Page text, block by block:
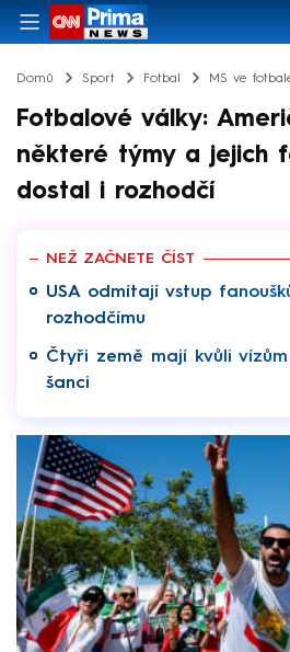
Domů Sport Fotbal MS ve
Fotbalové války:
některé týmy a jejich
dostal i rozhodčí
NEŽ ZAČNETE ČÍST
USA odmítají vstup
rozhodčímu
Čtyři země mají kvůli
šanci